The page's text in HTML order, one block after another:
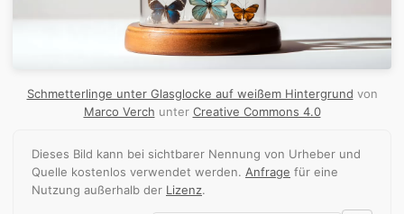
Schmetterlinge unter Glasglocke auf weißem Hintergrund von
Marco Verch unter Creative Commons 4.0
Dieses Bild kann bei sichtbarer Nennung von Urheber und
Quelle kostenlos verwendet werden. Anfrage für eine
Nutzung außerhalb der Lizenz.